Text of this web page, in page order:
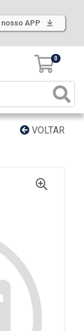
nosso APP
0
VOLTAR